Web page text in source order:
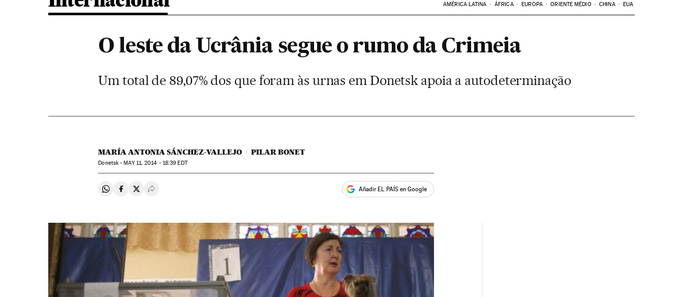
AMÉRICA LATINA ÁFRICA EUROPA ORIENTE MÉDIO CHINA EUA
O leste da Ucrânia segue o rumo da Crimeia
Um total de 89,07% dos que foram às urnas em Donetsk apoia a autodeterminação
MARÍA ANTONIA SÁNCHEZ-VALLEJO PILAR BONET
Donetsk -MAY11, 2014 - 18:39 EDT
Compartir en Whatsapp
Compartir en Facebook
Compartir en Twitter
Desplegar Redes Sociales Añadir EL PAÍS en Google